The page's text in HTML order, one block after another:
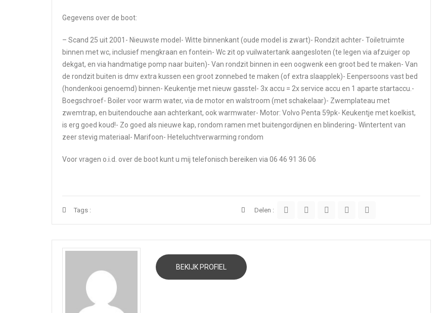
Gegevens over de boot:
– Scand 25 uit 2001- Nieuwste model- Witte binnenkant (oude model is zwart)- Rondzit achter- Toiletruimte
binnen met wc, inclusief mengkraan en fontein- Wc zit op vuilwatertank aangesloten (te legen via afzuiger op
dekgat, en via handmatige pomp naar buiten)- Van rondzit binnen in een oogwenk een groot bed te maken- Van
de rondzit buiten is dmv extra kussen een groot zonnebed te maken (of extra slaapplek)- Eenpersoons vast bed
(hondenkooi genoemd) binnen- Keukentje met nieuw gasstel- 3x accu = 2x service accu en 1 aparte startaccu.-
Boegschroef- Boiler voor warm water, via de motor en walstroom (met schakelaar)- Zwemplateau met
zwemtrap, en buitendouche aan achterkant, ook warmwater- Motor: Volvo Penta 59pk- Keukentje met koelkist,
is erg goed koud!- Zo goed als nieuwe kap, rondom ramen met buitengordijnen en blindering- Wintertent van
zeer stevig materiaal- Marifoon- Heteluchtverwarming rondom
Voor vragen o.i.d. over de boot kunt u mij telefonisch bereiken via 06 46 91 36 06
Tags : Delen :
BEKIJK PROFIEL